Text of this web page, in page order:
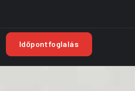
Időpontfoglalás